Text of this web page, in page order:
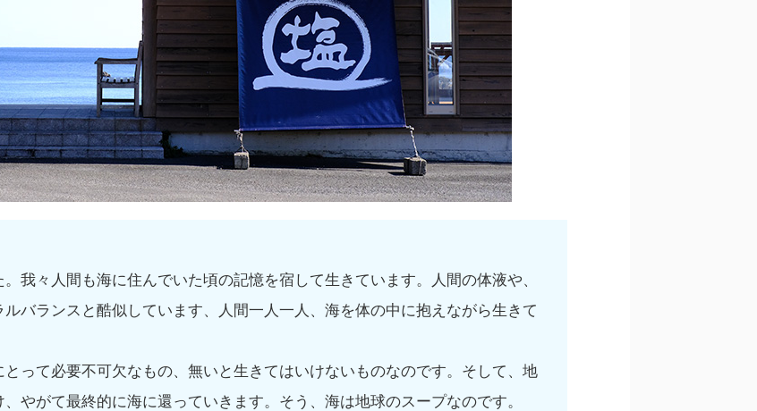
我々人間も海に住んでいた頃の記憶を宿して生きています。人間の体液や、
バランスと酷似しています、人間一人一人、海を体の中に抱えながら生きて
って必要不可欠なもの、無いと生きてはいけないものなのです。そして、地
やがて最終的に海に還っていきます。そう、海は地球のスープなのです。